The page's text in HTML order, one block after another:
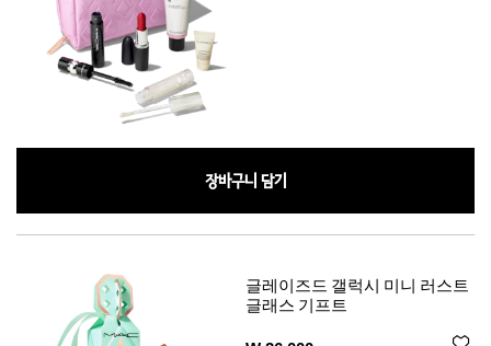
장바구니 담기
글레이즈드 갤럭시 미니 러스트
글래스 기프트